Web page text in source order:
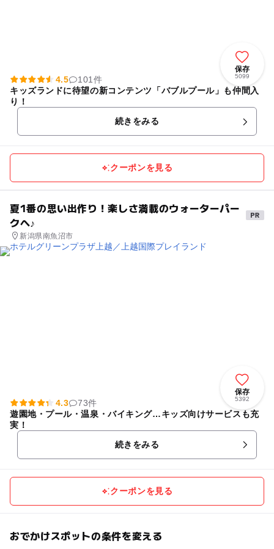
保存
5099
4.5
101件
キッズランドに待望の新コンテンツ「バブルプール」も仲間入
り！
続きをみる
クーポンを見る
夏1番の思い出作り！楽しさ満載のウォーターパー
クへ♪
新潟県南魚沼市
保存
5392
4.3
73件
遊園地・プール・温泉・バイキング…キッズ向けサービスも充
実！
続きをみる
クーポンを見る
おでかけスポットの条件を変える